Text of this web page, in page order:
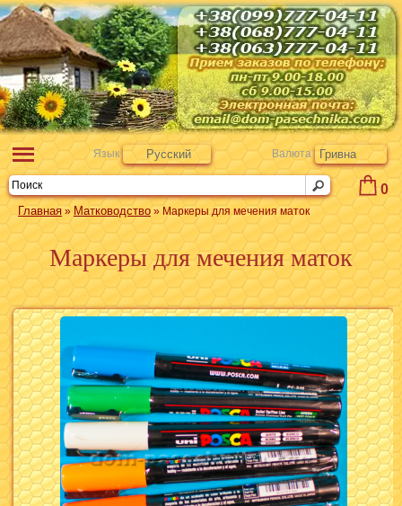
0
Язык Русский Валюта Гривна
Главная» Матководство » Маркеры для мечения маток
Маркеры для мечения маток